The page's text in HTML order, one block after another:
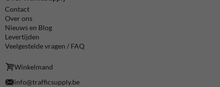
Contact
Over ons
Nieuws en Blog
Levertijden
Veelgestelde vragen / FAQ
Winkelmand
info@trafficsupply.be